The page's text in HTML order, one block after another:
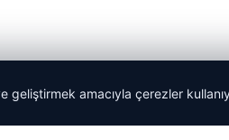
geliştirmek amacıyla çerezler